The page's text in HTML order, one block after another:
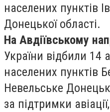
населених пунктів
Донецької області.
На Авдіївському
України відбили 14
населених пунктів
Невельське
за підтримки